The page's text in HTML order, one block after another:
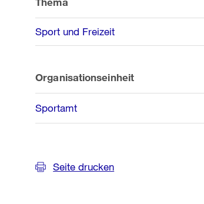
Sport und Freizeit
Organisationseinheit
Sportamt
Seite drucken